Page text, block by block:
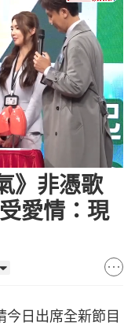
》非憑歌
愛情：現
今日出席全新節目